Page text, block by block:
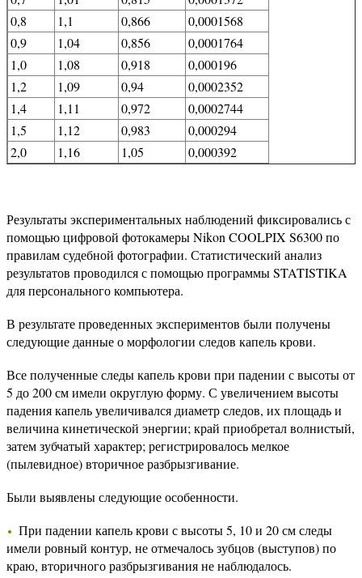
0,8
1,1 0,866
0,0001568
0,9
1,04 0,856
0,0001764
1,0
1,08 0,918
0,000196
1,2
1,09 0,94
0,0002352
1,4
1,11 0,972
0,0002744
1,5
1,12 0,983
0,000294
2,0
1,16 1,05 0,000392
Результаты экспериментальных наблюдений фиксировались с
помощью цифровой фотокамеры Nikon COOLPIX S6300 по
правилам судебной фотографии. Статистический анализ
результатов проводился с помощью программы STATISTIKA
для персонального компьютера.
В результате проведенных экспериментов были получены
следующие данные о морфологии следов капель крови.
Все полученные следы капель крови при падении с высоты от
5 до 200 см имели округлую форму. С увеличением высоты
падения капель увеличивался диаметр следов, их площадь и
величина кинетической энергии; край приобретал волнистый,
затем зубчатый характер; регистрировалось мелкое
(пылевидное) вторичное разбрызгивание.
Были выявлены следующие особенности.
При падении капель крови с высоты 5, 10 и 20 см следы
имели ровный контур, не отмечалось зубцов (выступов) по
краю, вторичного разбрызгивания не наблюдалось.